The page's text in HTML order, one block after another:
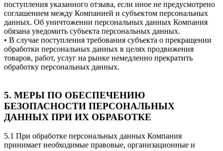
поступления указанного отзыва, если иное не предусмотрено
соглашением между Компанией и субъектом персональных
данных. Об уничтожении персональных данных Компания
обязана уведомить субъекта персональных данных.
• В случае поступления требования субъекта о прекращении
обработки персональных данных в целях продвижения
товаров, работ, услуг на рынке немедленно прекратить
обработку персональных данных.
5. МЕРЫ ПО ОБЕСПЕЧЕНИЮ
БЕЗОПАСНОСТИ ПЕРСОНАЛЬНЫХ
ДАННЫХ ПРИ ИХ ОБРАБОТКЕ
5.1 При обработке персональных данных Компания
принимает необходимые правовые, организационные и